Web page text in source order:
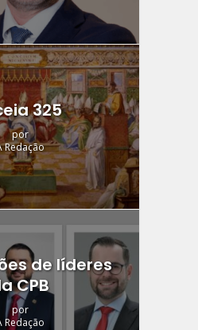
325
por
Redação
de líderes
CPB
por
Redação